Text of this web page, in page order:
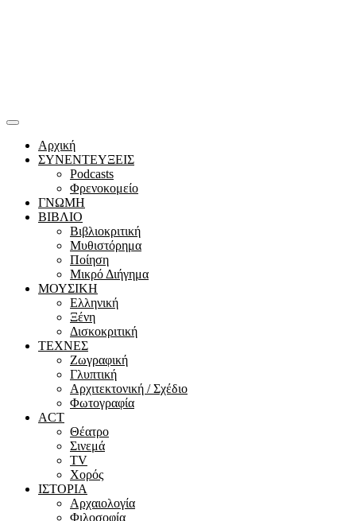
Αρχική
ΣΥΝΕΝΤΕΥΞΕΙΣ
Podcasts
Φρενοκομείο
ΓΝΩΜΗ
ΒΙΒΛΙΟ
Βιβλιοκριτική
Μυθιστόρημα
Ποίηση
Μικρό Διήγημα
ΜΟΥΣΙΚΗ
Ελληνική
Ξένη
Δισκοκριτική
ΤΕΧΝΕΣ
Ζωγραφική
Γλυπτική
Αρχιτεκτονική / Σχέδιο
Φωτογραφία
ACT
Θέατρο
Σινεμά
ΤV
Χορός
ΙΣΤΟΡΙΑ
Αρχαιολογία
Φιλοσοφία